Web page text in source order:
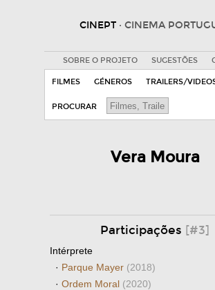
CINEPT · CINEMA
SOBRE O PROJETO SUGESTÕES
FILMES GÉNEROS TRAILERS/
PROCURAR
Vera Moura
Participações [#3]
Intérprete
· Parque Mayer (2018)
· Ordem Moral (2020)